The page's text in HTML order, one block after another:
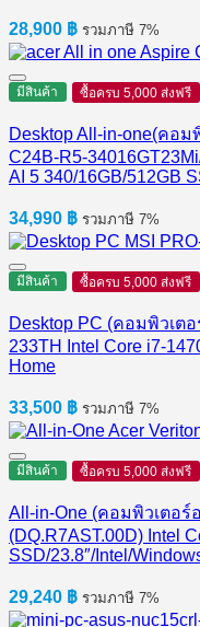
28,900 ฿ รวมภาษี 7%
มีสินค้า ซื้อครบ 5,000 ส่งฟรี
Desktop All-in-one(คอ
C24B-R5-
AI 5 340/16GB/512GB
34,990 ฿ รวมภาษี 7%
มีสินค้า ซื้อครบ 5,000 ส่งฟรี
Desktop PC (คอมพิวเต
233TH Intel Core i7-
Home
33,500 ฿ รวมภาษี 7%
มีสินค้า ซื้อครบ 5,000 ส่งฟรี
All-in-One (คอมพิวเตอร์
(DQ.R7AST.00D) Intel
SSD/23.8″/Intel/
29,240 ฿ รวมภาษี 7%